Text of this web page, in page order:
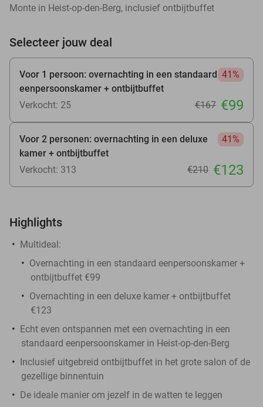
Monte in Heist-op-den-Berg, inclusief ontbijtbuffet
Selecteer jouw deal
Voor 1 persoon: overnachting in een standaard
eenpersoonskamer + ontbijtbuffet
41%
Verkocht: 25 €167 €99
Voor 2 personen: overnachting in een deluxe
kamer + ontbijtbuffet
41%
Verkocht: 313 €210 €123
Highlights
Multideal:
Overnachting in een standaard eenpersoonskamer +
ontbijtbuffet €99
Overnachting in een deluxe kamer + ontbijtbuffet
€123
Echt even ontspannen met een overnachting in een
standaard eenpersoonskamer in Heist-op-den-Berg
Inclusief uitgebreid ontbijtbuffet in het grote salon of de
gezellige binnentuin
De ideale manier om jezelf in de watten te leggen